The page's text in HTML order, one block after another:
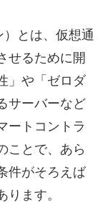
とは、仮想通
せるために開
」や「ゼロダ
サーバーなど
ートコントラ
ことで、あら
件がそろえば
ます。